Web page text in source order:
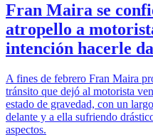
Fran Maira se
atropello a
intención hacerle
A fines de febrero Fran Maira
tránsito que dejó al motorista
estado de gravedad, con un
delante y a ella sufriendo
aspectos.